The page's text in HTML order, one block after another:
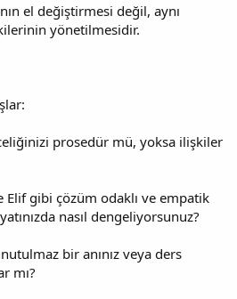
el değiştirmesi değil, aynı
yönetilmesidir.
prosedür mü, yoksa ilişkiler
gibi çözüm odaklı ve empatik
nasıl dengeliyorsunuz?
bir anınız veya ders
mı?